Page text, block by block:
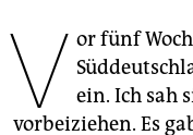
abo
genossenschaft
epaper login
V or fünf
ein. Ich sah
vorbeiziehen. Es